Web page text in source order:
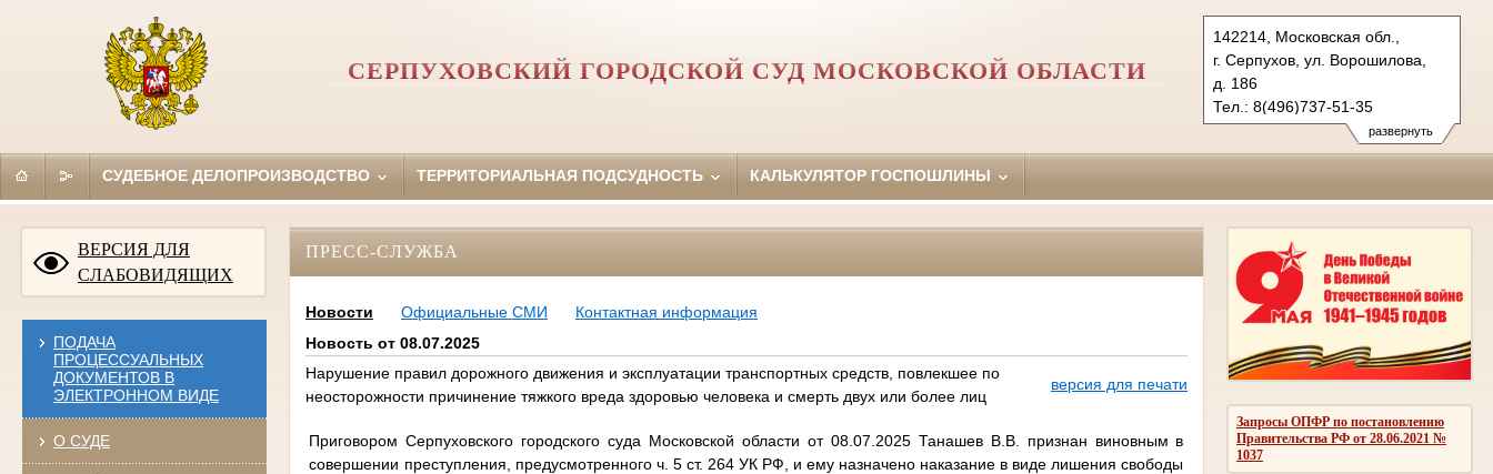
развернуть
142214, Московская обл.,
г. Серпухов, ул. Ворошилова,
д. 186
Тел.: 8(496)737-51-35
serpuhov.mo@sudrf.ru
СЕРПУХОВСКИЙ ГОРОДСКОЙ СУД МОСКОВСКОЙ ОБЛАСТИ
СУДЕБНОЕ ДЕЛОПРОИЗВОДСТВО ТЕРРИТОРИАЛЬНАЯ ПОДСУДНОСТЬ КАЛЬКУЛЯТОР ГОСПОШЛИНЫ
ВЕРСИЯ ДЛЯ
СЛАБОВИДЯЩИХ
ПОДАЧА
ПРОЦЕССУАЛЬНЫХ
ДОКУМЕНТОВ В
ЭЛЕКТРОННОМ ВИДЕ
О СУДЕ
Запросы ОПФР по постановлению
Правительства РФ от 28.06.2021 №
1037
ПРЕСС-СЛУЖБА
Новости Официальные СМИ
Контактная информация
Новость от 08.07.2025
Нарушение правил дорожного движения и эксплуатации транспортных средств, повлекшее по
неосторожности причинение тяжкого вреда здоровью человека и смерть двух или более лиц
версия для печати
Приговором Серпуховского городского суда Московской области от 08.07.2025 Танашев В.В.
признан виновным в
совершении преступления, предусмотренного ч. 5 ст. 264 УК РФ, и ему назначено наказание в виде лишения свободы